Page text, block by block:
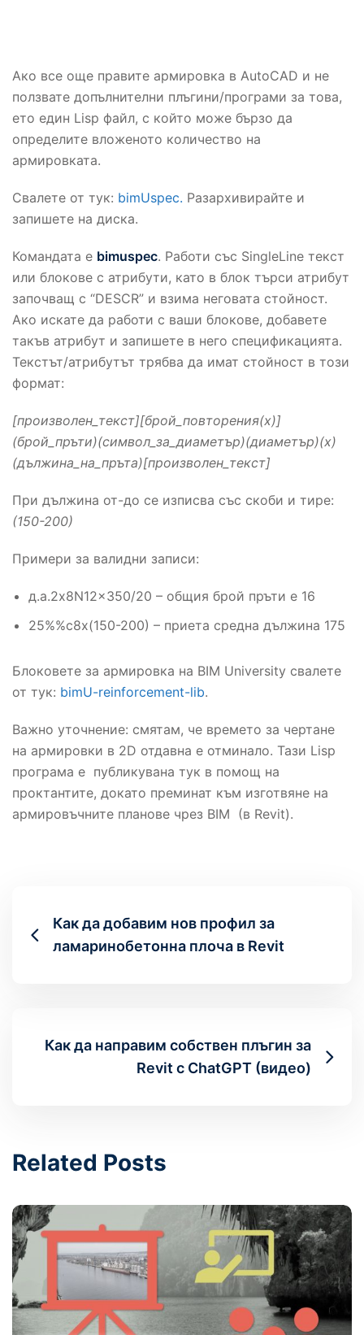
Ако все още правите армировка в AutoCAD и не
ползвате допълнителни плъгини/програми за това,
ето един Lisp файл, с който може бързо да
определите вложеното количество на
армировката.
Свалете от тук: bimUspec. Разархивирайте и
запишете на диска.
Командата е bimuspec. Работи със SingleLine текст
или блокове с атрибути, като в блок търси атрибут
започващ с “DESCR” и взима неговата стойност.
Ако искате да работи с ваши блокове, добавете
такъв атрибут и запишете в него спецификацията.
Текстът/атрибутът трябва да имат стойност в този
формат:
[произволен_текст][брой_повторения(x)]
(брой_пръти)(символ_за_диаметър)(диаметър)(x)
(дължина_на_пръта)[произволен_текст]
При дължина от-до се изписва със скоби и тире:
(150-200)
Примери за валидни записи:
д.а.2x8N12x350/20 – общия брой пръти е 16
25%%c8x(150-200) – приета средна дължина 175
Блоковете за армировка на BIM University свалете
от тук: bimU-reinforcement-lib.
Важно уточнение: смятам, че времето за чертане
на армировки в 2D отдавна е отминало. Тази Lisp
програма е публикувана тук в помощ на
проктантите, докато преминат към изготвяне на
армировъчните планове чрез BIM (в Revit).
Как да добавим нов профил за
ламаринобетонна плоча в Revit
Как да направим собствен плъгин за
Revit с ChatGPT (видео)
Related Posts